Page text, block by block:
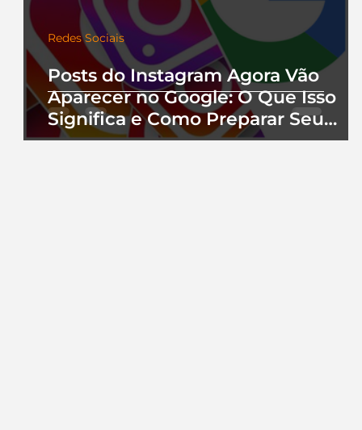
Posts do Instagram Agora Vão
Aparecer no Google: O Que Isso
Significa e Como Preparar Seu
Perfil
Redes Sociais